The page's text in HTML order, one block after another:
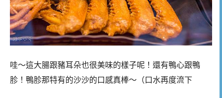
哇～這大腸跟豬耳朵也很美味的樣子呢！還有鴨心跟鴨
胗！鴨胗那特有的沙沙的口感真棒～（口水再度流下